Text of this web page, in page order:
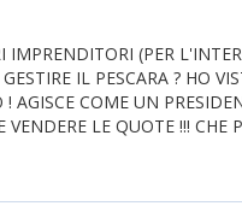
IMPRENDITORI (PER
IL PESCARA ? HO
AGISCE COME UN
LE QUOTE !!! CHE